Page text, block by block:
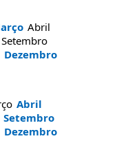
Abril
Setembro
Dezembro
Abril
Setembro
Dezembro